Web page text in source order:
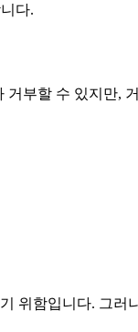
다.
부할 수 있지만,
위함입니다. 그